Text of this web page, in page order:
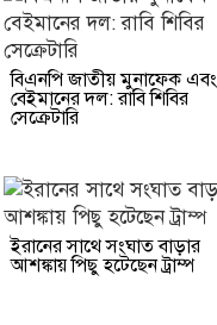
বিএনপি জাতীয় মুনাফেক এবং
বেইমানের দল: রাবি শিবির
সেক্রেটারি
ইরানের সাথে সংঘাত বাড়ার
আশঙ্কায় পিছু হটেছেন ট্রাম্প